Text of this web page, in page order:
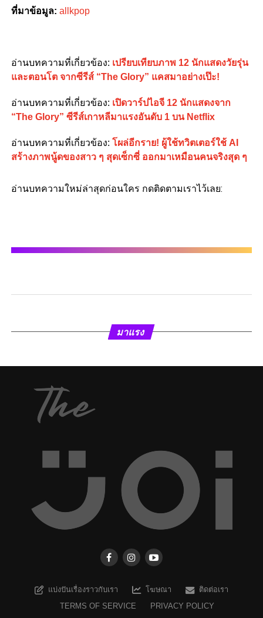
ที่มาข้อมูล: allkpop
อ่านบทความที่เกี่ยวข้อง: เปรียบเทียบภาพ 12 นักแสดงวัยรุ่น
และตอนโต จากซีรีส์ “The Glory” แคสมาอย่างเป๊ะ!
อ่านบทความที่เกี่ยวข้อง: เปิดวาร์ปไอจี 12 นักแสดงจาก
“The Glory” ซีรีส์เกาหลีมาแรงอันดับ 1 บน Netflix
อ่านบทความที่เกี่ยวข้อง: โผล่อีกราย! ผู้ใช้ทวิตเตอร์ใช้ AI
สร้างภาพนู้ดของสาว ๆ สุดเซ็กซี่ ออกมาเหมือนคนจริงสุด ๆ
อ่านบทความใหม่ล่าสุดก่อนใคร กดติดตามเราไว้เลย:
มาแรง
แบ่งปันเรื่องราวกับเรา โฆษณา
ติดต่อเรา
TERMS OF SERVICE
PRIVACY POLICY